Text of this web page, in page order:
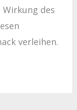
Wirkung des
verleihen.